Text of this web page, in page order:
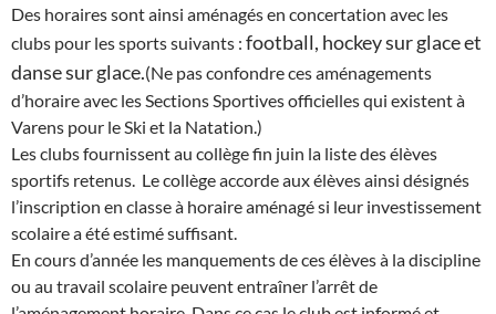
Des horaires sont ainsi aménagés en concertation avec les
clubs pour les sports suivants : football, hockey sur glace et
danse sur glace.(Ne pas confondre ces aménagements
d’horaire avec les Sections Sportives officielles qui existent à
Varens pour le Ski et la Natation.)
Les clubs fournissent au collège fin juin la liste des élèves
sportifs retenus. Le collège accorde aux élèves ainsi désignés
l’inscription en classe à horaire aménagé si leur investissement
scolaire a été estimé suffisant.
En cours d’année les manquements de ces élèves à la discipline
ou au travail scolaire peuvent entraîner l’arrêt de